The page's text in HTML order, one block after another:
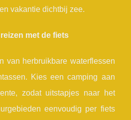
vakantie dichtbij zee.
met de fiets
van herbruikbare waterflessen
Kies een camping aan
zodat uitstapjes naar het
eenvoudig per fiets